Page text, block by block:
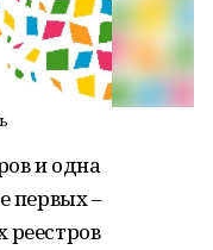
и одна
первых –